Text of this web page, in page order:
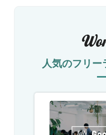
人気のフリー